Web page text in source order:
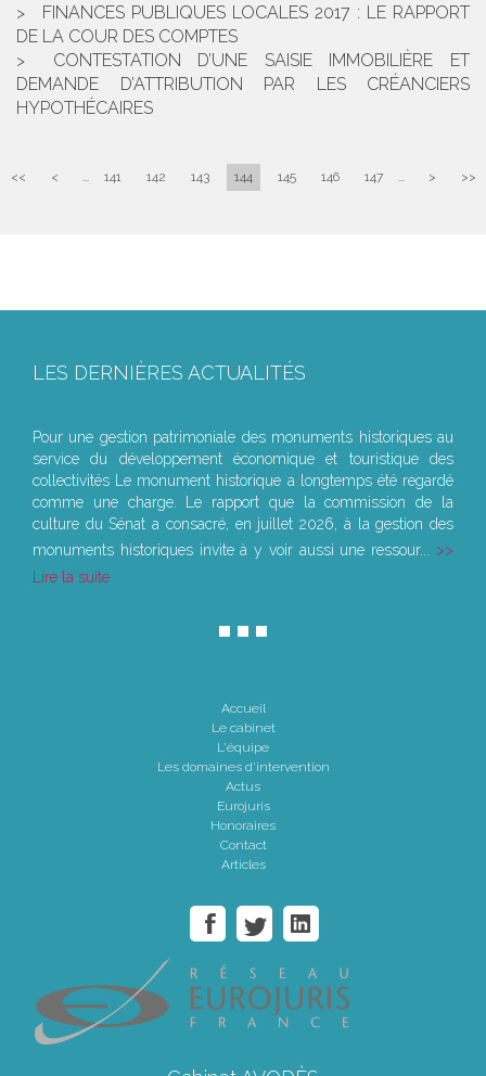
FINANCES PUBLIQUES LOCALES 2017 : LE RAPPORT
DE LA COUR DES COMPTES
CONTESTATION D’UNE SAISIE IMMOBILIÈRE ET
DEMANDE D’ATTRIBUTION PAR LES CRÉANCIERS
HYPOTHÉCAIRES
<< < ... 141 142 143 144 145 146 147 ... > >>
LES DERNIÈRES ACTUALITÉS
Pour une gestion patrimoniale des monuments historiques au
service du développement économique et touristique des
collectivités Le monument historique a longtemps été regardé
comme une charge. Le rapport que la commission de la
culture du Sénat a consacré, en juillet 2026, à la gestion des
monuments historiques invite à y voir aussi une ressour...
Lire la suite
Accueil
Le cabinet
L'équipe
Les domaines d'intervention
Actus
Eurojuris
Honoraires
Contact
Articles